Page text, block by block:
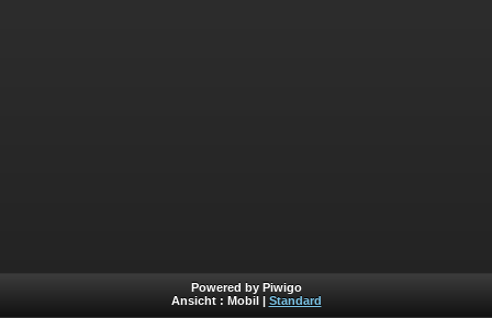
Powered by Piwigo
Ansicht : Mobil Standard